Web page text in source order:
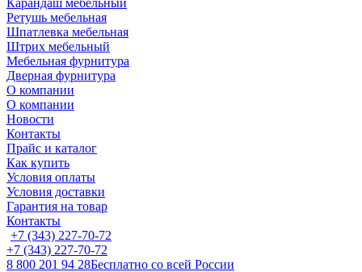
Карандаш мебельный
Ретушь мебельная
Шпатлевка мебельная
Штрих мебельный
Мебельная фурнитура
Дверная фурнитура
О компании
О компании
Новости
Контакты
Прайс и каталог
Как купить
Условия оплаты
Условия доставки
Гарантия на товар
Контакты
+7 (343) 227-70-72
+7 (343) 227-70-72
8 800 201 94 28Бесплатно со всей России